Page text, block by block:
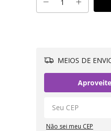
MEIOS DE
Não sei meu CEP